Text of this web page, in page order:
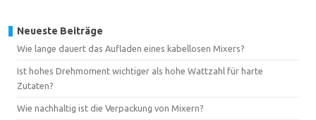
Neueste Beiträge
Wie lange dauert das Aufladen eines kabellosen Mixers?
Ist hohes Drehmoment wichtiger als hohe Wattzahl für harte
Zutaten?
Wie nachhaltig ist die Verpackung von Mixern?